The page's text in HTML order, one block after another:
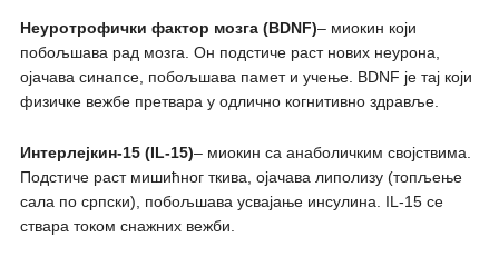
Неуротрофички фактор мозга (BDNF)– миокин који
побољшава рад мозга. Он подстиче раст нових неурона,
ојачава синапсе, побољшава памет и учење. BDNF је тај који
физичке вежбе претвара у одлично когнитивно здравље.
Интерлејкин-15 (IL-15)– миокин са анаболичким својствима.
Подстиче раст мишићног ткива, ојачава липолизу (топљење
сала по српски), побољшава усвајање инсулина. IL-15 се
ствара током снажних вежби.